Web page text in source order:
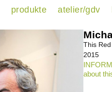
produkte atelier/gdv
This
2015
about